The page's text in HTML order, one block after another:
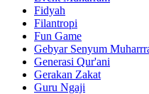
Fidyah
Filantropi
Fun Game
Gebyar Senyum
Generasi Qur'ani
Gerakan Zakat
Guru Ngaji